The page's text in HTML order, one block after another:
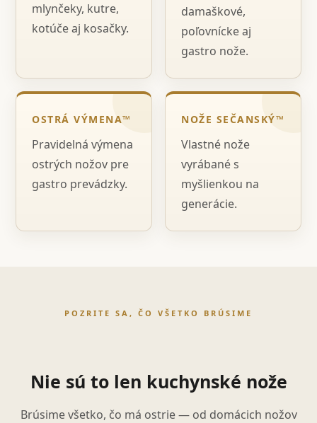
mlynčeky, kutre,
kotúče aj kosačky.
damaškové,
poľovnícke aj
gastro nože.
OSTRÁ VÝMENA™
Pravidelná výmena
ostrých nožov pre
gastro prevádzky.
NOŽE SEČANSKÝ™
Vlastné nože
vyrábané s
myšlienkou na
generácie.
POZRITE SA, ČO VŠETKO BRÚSIME
Nie sú to len kuchynské nože
Brúsime všetko, čo má ostrie — od domácich nožov